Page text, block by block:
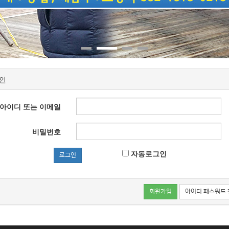
아이디 또는 이메일
비밀번호
로그인 자동로그인
회원가입 아이디 패스워드